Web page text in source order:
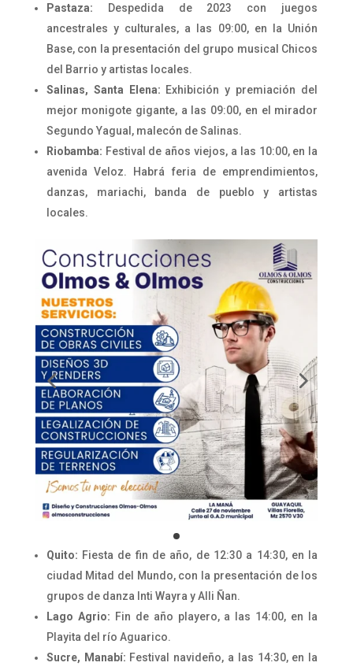
Pastaza: Despedida de 2023 con juegos
ancestrales y culturales, a las 09:00, en la Unión
Base, con la presentación del grupo musical Chicos
del Barrio y artistas locales.
Salinas, Santa Elena: Exhibición y premiación del
mejor monigote gigante, a las 09:00, en el mirador
Segundo Yagual, malecón de Salinas.
Riobamba: Festival de años viejos, a las 10:00, en la
avenida Veloz. Habrá feria de emprendimientos,
danzas, mariachi, banda de pueblo y artistas
locales.
Quito: Fiesta de fin de año, de 12:30 a 14:30, en la
ciudad Mitad del Mundo, con la presentación de los
grupos de danza Inti Wayra y Alli Ñan.
Lago Agrio: Fin de año playero, a las 14:00, en la
Playita del río Aguarico.
Sucre, Manabí: Festival navideño, a las 14:30, en la